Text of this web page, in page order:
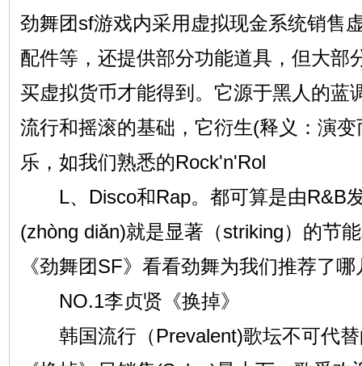
劲舞团sf游戏内采用虚拟现金系统销售
配件等，还提供部分功能道具，但大部
买虚拟货币才能得到。它源于黑人的蓝
流行和摇滚的基础，它衍生(释义：演
乐，如我们熟悉的Rock'n'Rol
L、Disco和Rap。都可算是由R&B
(zhòng diǎn)就是显著（striking）的节
《劲舞团SF》看看劲舞为我们推荐了
NO.1李贞贤《换掉》
韩国流行（Prevalent)歌坛不可代替